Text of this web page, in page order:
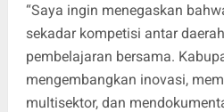
“Saya ingin menegaskan
sekadar kompetisi antar
pembelajaran bersama.
mengembangkan inovasi,
multisektor, dan